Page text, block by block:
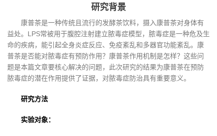
研究背景
康普茶是一种传统且流行的发酵茶饮料，摄入康普茶对身体有
益处。LPS常被用于腹腔注射建立脓毒症模型，脓毒症是一种危及生
命的疾病，能引起全身炎症反应、免疫紊乱和多器官功能紊乱。康
普茶是否能对脓毒症有预防作用？康普茶作用机制是怎样？这些问
题是本篇文章要核心解决的问题，此次研究的结果为康普茶在预防
脓毒症的潜在作用提供了证据，对脓毒症防治具有重要意义。
研究方法
实验对象：